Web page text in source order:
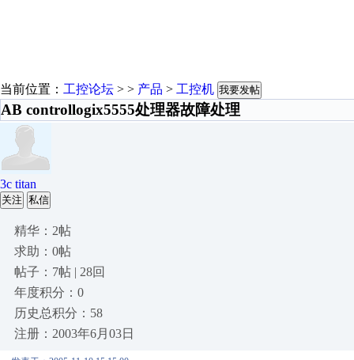
当前位置： 工控论坛 > > 产品 > 工控机 我要发帖
AB controllogix5555处理器故障处理
3c titan
关注 私信
精华：2帖
求助：0帖
帖子：7帖 | 28回
年度积分：0
历史总积分：58
注册：2003年6月03日